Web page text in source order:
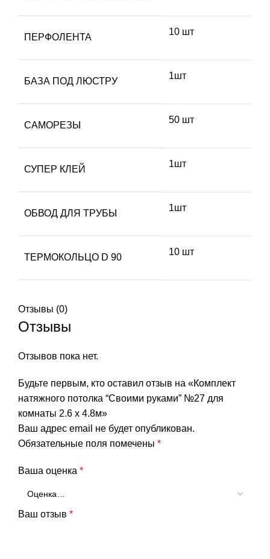
ПЕРФОЛЕНТА
10 шт
БАЗА ПОД ЛЮСТРУ
1шт
САМОРЕЗЫ
50 шт
СУПЕР КЛЕЙ
1шт
ОБВОД ДЛЯ ТРУБЫ
1шт
ТЕРМОКОЛЬЦО D 90
10 шт
Отзывы (0)
Отзывы
Отзывов пока нет.
Будьте первым, кто оставил отзыв на «Комплект
натяжного потолка “Своими руками” №27 для
комнаты 2.6 х 4.8м»
Ваш адрес email не будет опубликован.
Обязательные поля помечены *
Ваша оценка *
Ваш отзыв *